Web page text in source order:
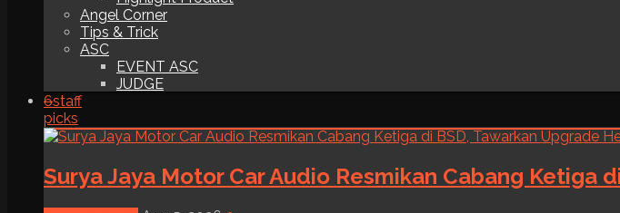
Angel Corner
Tips & Trick
ASC
EVENT ASC
JUDGE
6staff
picks
Surya Jaya Motor Car Audio Resmikan Cabang Ketiga